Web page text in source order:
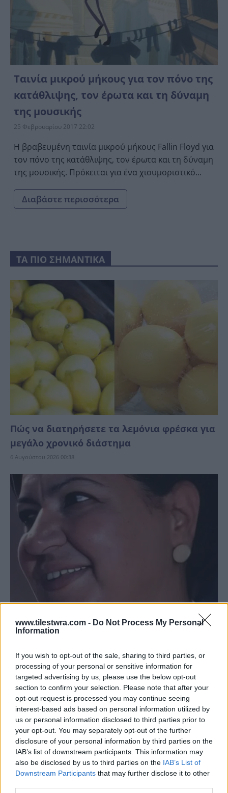
www.tilestwra.com - Do Not Process My Personal
Information
If you wish to opt-out of the sale, sharing to third parties, or
processing of your personal or sensitive information for
targeted advertising by us, please use the below opt-out
section to confirm your selection. Please note that after your
opt-out request is processed you may continue seeing
interest-based ads based on personal information utilized by
us or personal information disclosed to third parties prior to
your opt-out. You may separately opt-out of the further
disclosure of your personal information by third parties on the
IAB’s list of downstream participants. This information may
also be disclosed by us to third parties on the IAB’s List of
Downstream Participants that may further disclose it to other
Ταινία μικρού μήκους για τον πόνο της
κατάθλιψης, τον έρωτα και τη δύναμη
της μουσικής
25 Φεβρουαρίου 2017 22:02
H βραβευμένη ταινία μικρού μήκους Fallin Floyd για
τον πόνο της κατάθλιψης, τον έρωτα και τη δύναμη
της μουσικής. Πρόκειται για ένα χιουμοριστικό...
Διαβάστε περισσότερα
ΤΑ ΠΙΟ ΣΗΜΑΝΤΙΚΑ
Πώς να διατηρήσετε τα λεμόνια φρέσκα για
μεγάλο χρονικό διάστημα
6 Αυγούστου 2026 00:38
Το θλιβερό τέλος της αγαπημένης «μαμάς»
του ελληνικού κινηματογράφου – Στην
κηδεία της ήταν ελάχιστοι
6 Αυγούστου 2026 01:18